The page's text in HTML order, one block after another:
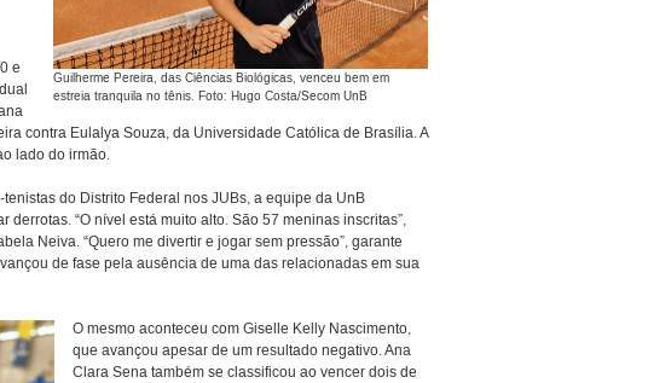
Guilherme Pereira, das Ciências Biológicas, venceu bem em
estreia tranquila no tênis. Foto: Hugo Costa/Secom UnB
e
contra Eulalya Souza, da Universidade Católica de Brasília. A
lado do irmão.
do Distrito Federal nos JUBs, a equipe da UnB
“O nível está muito alto. São 57 meninas inscritas”,
Neiva. “Quero me divertir e jogar sem pressão”, garante
de fase pela ausência de uma das relacionadas em sua
O mesmo aconteceu com Giselle Kelly Nascimento,
que avançou apesar de um resultado negativo. Ana
Clara Sena também se classificou ao vencer dois de